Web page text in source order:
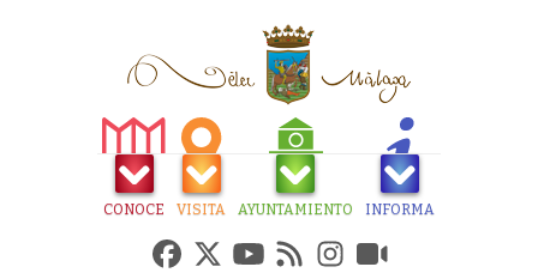
CONOCE VISITA AYUNTAMIENTO INFORMA